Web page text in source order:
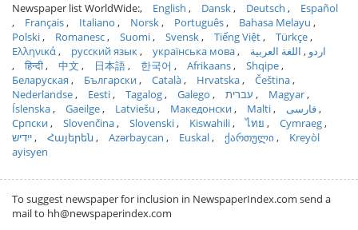
Newspaper list WorldWide: English Dansk Deutsch
Español
Français
Italiano Norsk Português
Bahasa Melayu
Polski
Romanesc Suomi Svensk Tiếng Việt
Türkçe
Ελληνικά
русский язык українська мова اردو
اللغة العربية
हिन्दी
中文 日本語 한국어 Afrikaans
Shqipe
Беларуская
Български Català Hrvatska
Čeština
Nederlandse
Eesti Tagalog Galego עברית
Magyar
Íslenska
Gaeilge Latviešu Македонски Malti
فارسی
Српски
Slovenčina Slovenski Kiswahili ไทย
Cymraeg
ייִדיש
Հայերեն Azərbaycan Euskal ქართული
Kreyòl
ayisyen
To suggest newspaper for inclusion in NewspaperIndex.com send a
mail to hh@newspaperindex.com